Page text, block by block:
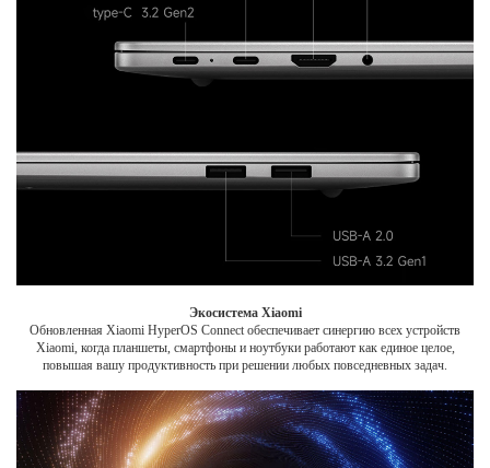
Экосистема Xiaomi
Обновленная Xiaomi HyperOS Connect обеспечивает синергию всех устройств
Xiaomi, когда планшеты, смартфоны и ноутбуки работают как единое целое,
повышая вашу продуктивность при решении любых повседневных задач.